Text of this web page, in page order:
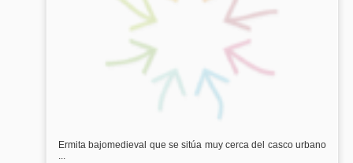
Ermita bajomedieval que se sitúa muy cerca del casco urbano
...